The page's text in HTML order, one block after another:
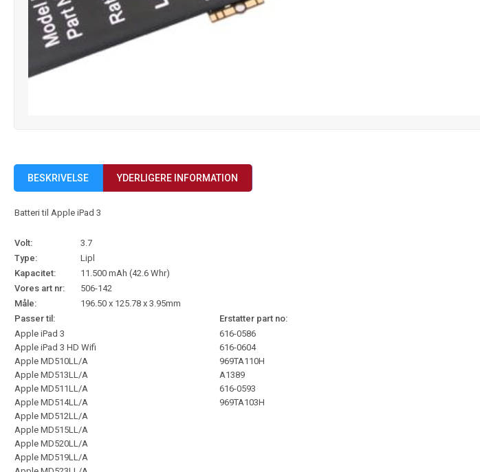
BESKRIVELSE YDERLIGERE INFORMATION
Batteri til Apple iPad 3
Volt:
3.7
Type:
Lipl
Kapacitet:
11.500 mAh (42.6 Whr)
Vores art nr:
506-142
Måle:
196.50 x 125.78 x 3.95mm
Passer til:
Erstatter part no:
Apple iPad 3
Apple iPad 3 HD Wifi
Apple MD510LL/A
Apple MD513LL/A
Apple MD511LL/A
Apple MD514LL/A
Apple MD512LL/A
Apple MD515LL/A
Apple MD520LL/A
Apple MD519LL/A
616-0586
616-0604
969TA110H
A1389
616-0593
969TA103H